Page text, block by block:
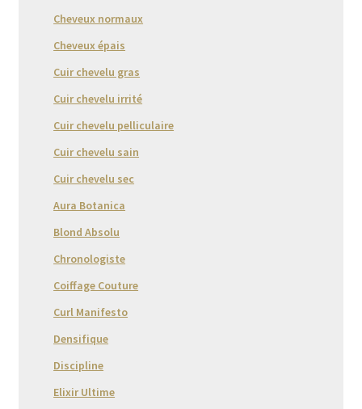
Cheveux normaux
Cheveux épais
Cuir chevelu gras
Cuir chevelu irrité
Cuir chevelu pelliculaire
Cuir chevelu sain
Cuir chevelu sec
Aura Botanica
Blond Absolu
Chronologiste
Coiffage Couture
Curl Manifesto
Densifique
Discipline
Elixir Ultime